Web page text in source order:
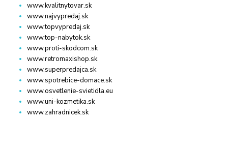
www.kvalitnytovar.sk
www.najvypredaj.sk
www.topvypredaj.sk
www.top-nabytok.sk
www.proti-skodcom.sk
www.retromaxishop.sk
www.superpredajca.sk
www.spotrebice-domace.sk
www.osvetlenie-svietidla.eu
www.uni-kozmetika.sk
www.zahradnicek.sk